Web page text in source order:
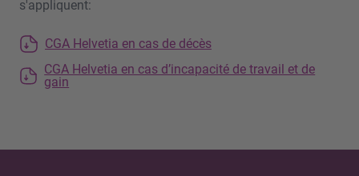
s'appliquent:
CGA Helvetia en cas de décès
CGA Helvetia en cas d’incapacité de travail et de
gain